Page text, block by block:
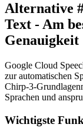
Alternative
Text - Am
Genauigkeit
Google Cloud
zur automatischen
Chirp-3-
Sprachen und
Wichtigste